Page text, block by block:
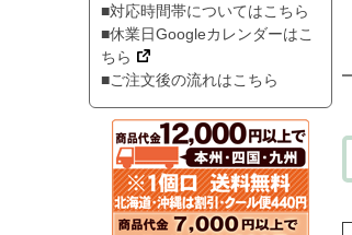
■対応時間帯についてはこちら
■休業日Googleカレンダーはこ
ちら
■ご注文後の流れはこちら